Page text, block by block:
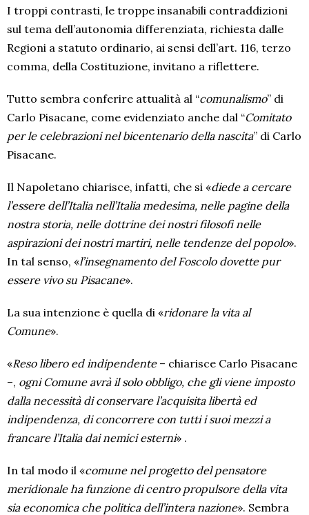
I troppi contrasti, le troppe insanabili contraddizioni
sul tema dell’autonomia differenziata, richiesta dalle
Regioni a statuto ordinario, ai sensi dell’art. 116, terzo
comma, della Costituzione, invitano a riflettere.
Tutto sembra conferire attualità al “comunalismo” di
Carlo Pisacane, come evidenziato anche dal “Comitato
per le celebrazioni nel bicentenario della nascita” di Carlo
Pisacane.
Il Napoletano chiarisce, infatti, che si «diede a cercare
l’essere dell’Italia nell’Italia medesima, nelle pagine della
nostra storia, nelle dottrine dei nostri filosofi nelle
aspirazioni dei nostri martiri, nelle tendenze del popolo».
In tal senso, «l’insegnamento del Foscolo dovette pur
essere vivo su Pisacane».
La sua intenzione è quella di «ridonare la vita al
Comune».
«Reso libero ed indipendente– chiarisce Carlo Pisacane
–, ogni Comune avrà il solo obbligo, che gli viene imposto
dalla necessità di conservare l’acquisita libertà ed
indipendenza, di concorrere con tutti i suoi mezzi a
francare l’Italia dai nemici esterni» .
In tal modo il «comune nel progetto del pensatore
meridionale ha funzione di centro propulsore della vita
sia economica che politica dell’intera nazione». Sembra